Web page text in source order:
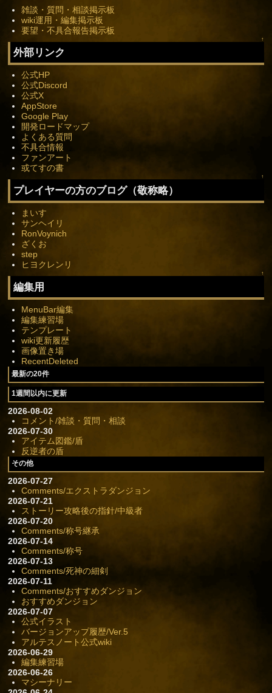
雑談・質問・相談掲示板
wiki運用・編集掲示板
要望・不具合報告掲示板
↑
外部リンク
公式HP
公式Discord
公式X
AppStore
Google Play
開発ロードマップ
よくある質問
不具合情報
ファンアート
或てすの書
↑
プレイヤーの方のブログ（敬称略）
まいす
サンヘイリ
RonVoynich
ざくお
step
ヒヨクレンリ
↑
編集用
MenuBar編集
編集練習場
テンプレート
wiki更新履歴
画像置き場
RecentDeleted
最新の20件
1週間以内に更新
2026-08-02
コメント/雑談・質問・相談
2026-07-30
アイテム図鑑/盾
反逆者の盾
その他
2026-07-27
Comments/エクストラダンジョン
2026-07-21
ストーリー攻略後の指針/中級者
2026-07-20
Comments/称号継承
2026-07-14
Comments/称号
2026-07-13
Comments/死神の細剣
2026-07-11
Comments/おすすめダンジョン
おすすめダンジョン
2026-07-07
公式イラスト
バージョンアップ履歴/Ver.5
アルテスノート公式wiki
2026-06-29
編集練習場
2026-06-26
マシーナリー